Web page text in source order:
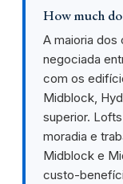
How much
A maioria
negociada
com os
Midblock,
superior.
moradia e
Midblock e
custo-